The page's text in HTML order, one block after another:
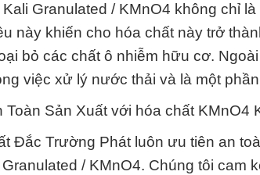
Granulated / KMnO4 không chỉ
này khiến cho hóa chất này trở
bỏ các chất ô nhiễm hữu cơ.
việc xử lý nước thải và là một
Toàn Sản Xuất với hóa chất KMnO4
Đắc Trường Phát luôn ưu tiên an
/ KMnO4. Chúng tôi cam